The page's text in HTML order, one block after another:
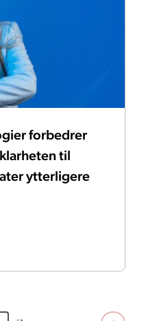
forbedrer
til
ytterligere